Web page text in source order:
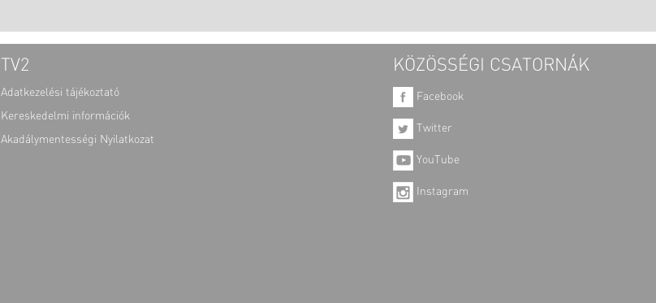
TV2
Adatkezelési tájékoztató
Kereskedelmi információk
Akadálymentességi Nyilatkozat
KÖZÖSSÉGI CSATORNÁK
Facebook
Twitter
YouTube
Instagram